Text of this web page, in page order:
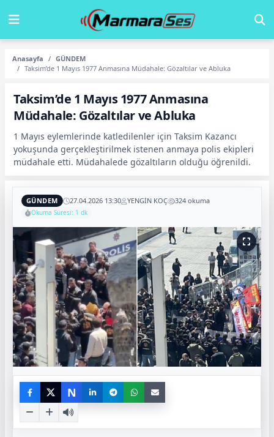
Anasayfa
GÜNDEM
Taksim’de 1 Mayıs 1977 Anmasına Müdahale: Gözaltılar ve Abluka
Taksim’de 1 Mayıs 1977 Anmasına
Müdahale: Gözaltılar ve Abluka
1 Mayıs eylemlerinde katledilenler için Taksim Kazancı
yokuşunda gerçekleştirilmek istenen anmaya polis ekipleri
müdahale etti. Müdahalede gözaltıların olduğu öğrenildi.
GÜNDEM 27.04.2026 13:30 YENGİN KOÇ 324 okuma
Okuma Süresi: 1 dk
N